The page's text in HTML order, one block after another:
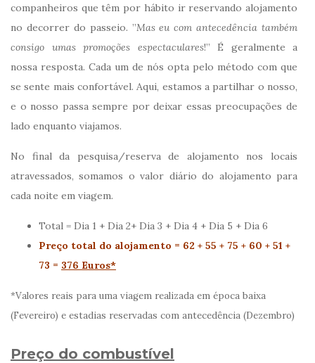
companheiros que têm por hábito ir reservando alojamento
no decorrer do passeio. ”Mas eu com antecedência também
consigo umas promoções espectaculares!” É geralmente a
nossa resposta. Cada um de nós opta pelo método com que
se sente mais confortável. Aqui, estamos a partilhar o nosso,
e o nosso passa sempre por deixar essas preocupações de
lado enquanto viajamos.
No final da pesquisa/reserva de alojamento nos locais
atravessados, somamos o valor diário do alojamento para
cada noite em viagem.
Total = Dia 1 + Dia 2+ Dia 3 + Dia 4 + Dia 5 + Dia 6
Preço total do alojamento = 62 + 55 + 75 + 60 + 51 +
73 = 376 Euros*
*Valores reais para uma viagem realizada em época baixa
(Fevereiro) e estadias reservadas com antecedência (Dezembro)
Preço do combustível